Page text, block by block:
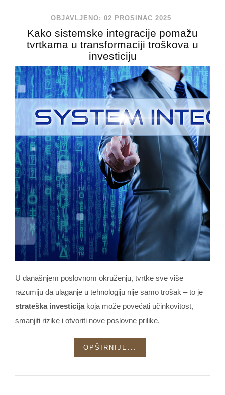
OBJAVLJENO: 02 PROSINAC 2025
Kako sistemske integracije pomažu
tvrtkama u transformaciji troškova u
investiciju
U današnjem poslovnom okruženju, tvrtke sve više
razumiju da ulaganje u tehnologiju nije samo trošak – to je
strateška investicijakoja može povećati učinkovitost,
smanjiti rizike i otvoriti nove poslovne prilike.
OPŠIRNIJE...